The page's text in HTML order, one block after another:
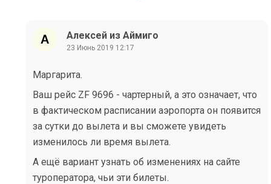
Алексей из Аймиго
23 Июнь 2019 12:17
Маргарита.
Ваш рейс ZF 9696 - чартерный, а это означает, что
в фактическом расписании аэропорта он появится
за сутки до вылета и вы сможете увидеть
изменилось ли время вылета.
А ещё вариант узнать об изменениях на сайте
туроператора, чьи эти билеты.